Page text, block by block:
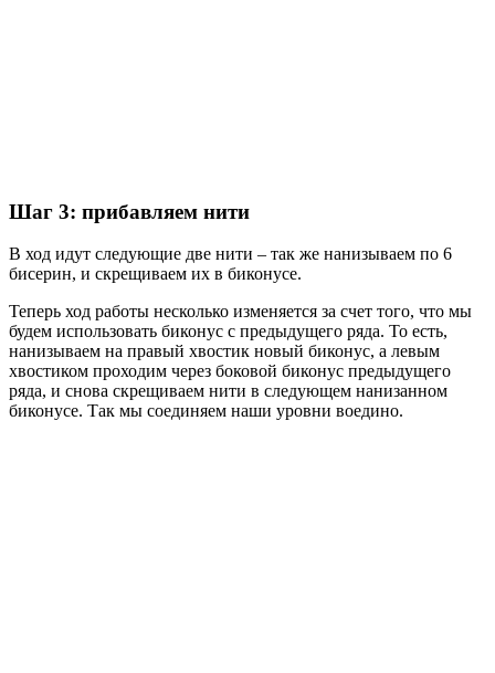
Шаг 3: прибавляем нити
В ход идут следующие две нити – так же нанизываем по 6
бисерин, и скрещиваем их в биконусе.
Теперь ход работы несколько изменяется за счет того, что мы
будем использовать биконус с предыдущего ряда. То есть,
нанизываем на правый хвостик новый биконус, а левым
хвостиком проходим через боковой биконус предыдущего
ряда, и снова скрещиваем нити в следующем нанизанном
биконусе. Так мы соединяем наши уровни воедино.